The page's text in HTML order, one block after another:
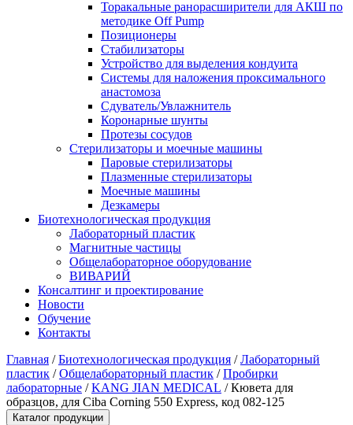
Торакальные ранорасширители для АКШ по
методике Off Pump
Позиционеры
Стабилизаторы
Устройство для выделения кондуита
Системы для наложения проксимального
анастомоза
Сдуватель/Увлажнитель
Коронарные шунты
Протезы сосудов
Стерилизаторы и моечные машины
Паровые стерилизаторы
Плазменные стерилизаторы
Моечные машины
Дезкамеры
Биотехнологическая продукция
Лабораторный пластик
Магнитные частицы
Общелабораторное оборудование
ВИВАРИЙ
Консалтинг и проектирование
Новости
Обучение
Контакты
Главная /Биотехнологическая продукция /Лабораторный
пластик /Общелабораторный пластик /Пробирки
лабораторные /KANG JIAN MEDICAL /Кювета для
образцов, для Ciba Corning 550 Express, код 082-125
Каталог продукции